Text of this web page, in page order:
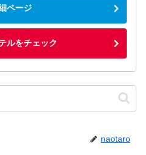
ページ
ルをチェック
naotaro